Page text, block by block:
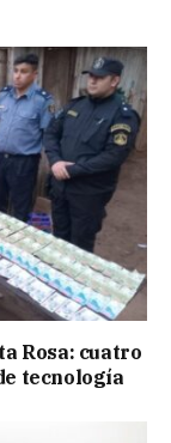
Rosa: cuatro
tecnología